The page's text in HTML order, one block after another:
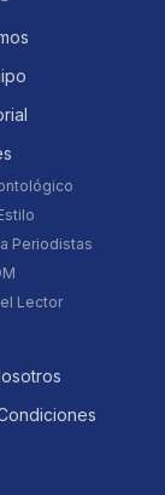
Periodistas
Lector